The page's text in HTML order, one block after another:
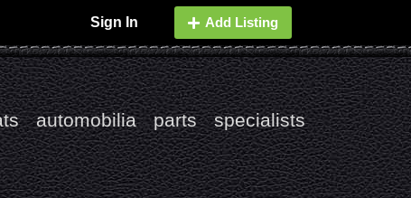
Sign In Add Listing
automobilia parts specialists